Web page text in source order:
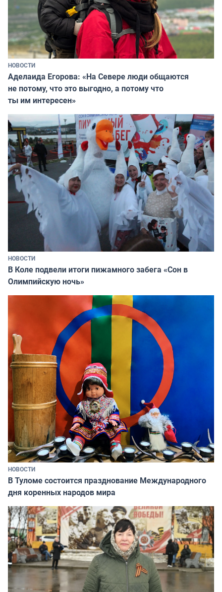
НОВОСТИ
Аделаида Егорова: «На Севере люди общаются
не потому, что это выгодно, а потому что
ты им интересен»
НОВОСТИ
В Коле подвели итоги пижамного забега «Сон в
Олимпийскую ночь»
НОВОСТИ
В Туломе состоится празднование Международного
дня коренных народов мира